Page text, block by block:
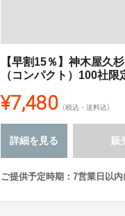
【早割15％】神木屋久
（コンパクト）100社限
¥7,480 (税込・送料込)
詳細を見る 販
ご提供予定時期：7営業日以